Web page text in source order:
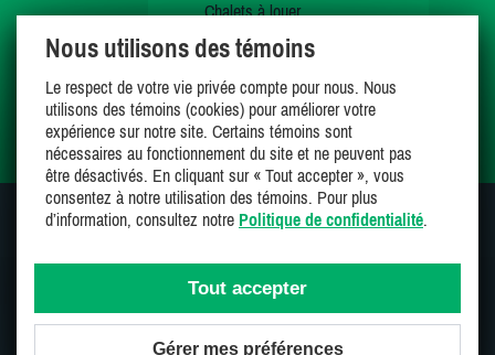
Chalets à louer
Chalets à vendre
Offres spéciales
Mes favoris
SUIVEZ-NOUS SUR
Nous utilisons des témoins
Le respect de votre vie privée compte pour nous. Nous
utilisons des témoins (cookies) pour améliorer votre
expérience sur notre site. Certains témoins sont
nécessaires au fonctionnement du site et ne peuvent pas
être désactivés. En cliquant sur « Tout accepter », vous
consentez à notre utilisation des témoins. Pour plus
d’information, consultez notre Politique de confidentialité.
Tout accepter
Gérer mes préférences